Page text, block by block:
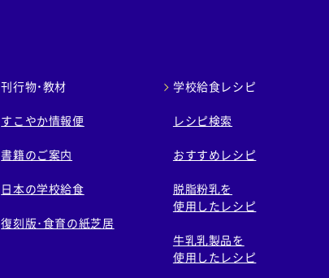
刊行物・教材
すこやか情報便
書籍のご案内
日本の学校給食
復刻版･食育の紙芝居
学校給食レシピ
レシピ検索
おすすめレシピ
脱脂粉乳を
使用したレシピ
牛乳乳製品を
使用したレシピ